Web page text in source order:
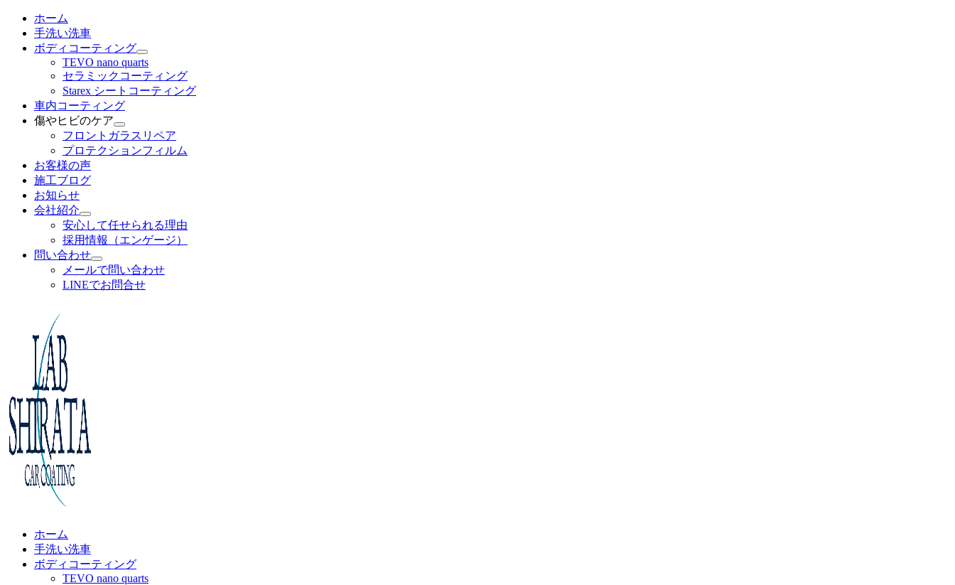
ホーム
手洗い洗車
ボディコーティング
TEVO nano quarts
セラミックコーティング
Starex シートコーティング
車内コーティング
傷やヒビのケア
フロントガラスリペア
プロテクションフィルム
お客様の声
施工ブログ
お知らせ
会社紹介
安心して任せられる理由
採用情報（エンゲージ）
問い合わせ
メールで問い合わせ
LINEでお問合せ
ホーム
手洗い洗車
ボディコーティング
TEVO nano quarts